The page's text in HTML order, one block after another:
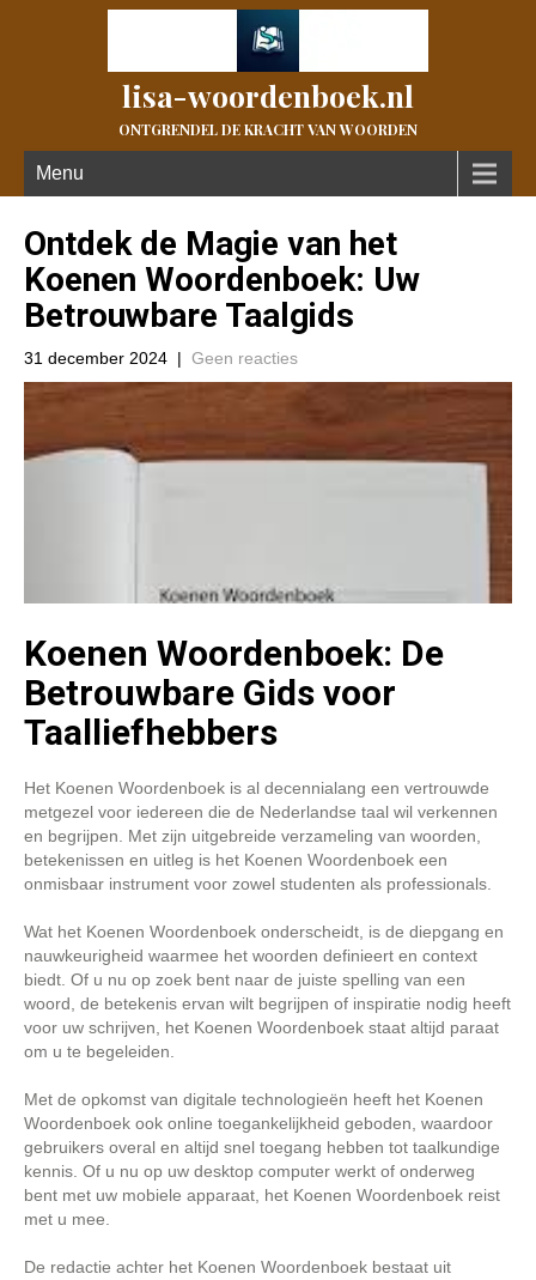
lisa-woordenboek.nl
ONTGRENDEL DE KRACHT VAN WOORDEN
Menu
Ontdek de Magie van het
Koenen Woordenboek: Uw
Betrouwbare Taalgids
31 december 2024 | Geen reacties
Koenen Woordenboek: De
Betrouwbare Gids voor
Taalliefhebbers
Het Koenen Woordenboek is al decennialang een vertrouwde
metgezel voor iedereen die de Nederlandse taal wil verkennen
en begrijpen. Met zijn uitgebreide verzameling van woorden,
betekenissen en uitleg is het Koenen Woordenboek een
onmisbaar instrument voor zowel studenten als professionals.
Wat het Koenen Woordenboek onderscheidt, is de diepgang en
nauwkeurigheid waarmee het woorden definieert en context
biedt. Of u nu op zoek bent naar de juiste spelling van een
woord, de betekenis ervan wilt begrijpen of inspiratie nodig heeft
voor uw schrijven, het Koenen Woordenboek staat altijd paraat
om u te begeleiden.
Met de opkomst van digitale technologieën heeft het Koenen
Woordenboek ook online toegankelijkheid geboden, waardoor
gebruikers overal en altijd snel toegang hebben tot taalkundige
kennis. Of u nu op uw desktop computer werkt of onderweg
bent met uw mobiele apparaat, het Koenen Woordenboek reist
met u mee.
De redactie achter het Koenen Woordenboek bestaat uit